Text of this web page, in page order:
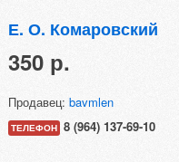
Е. О. Комаровский
350 р.
Продавец: bavmlen
ТЕЛЕФОН 8 (964) 137-69-10